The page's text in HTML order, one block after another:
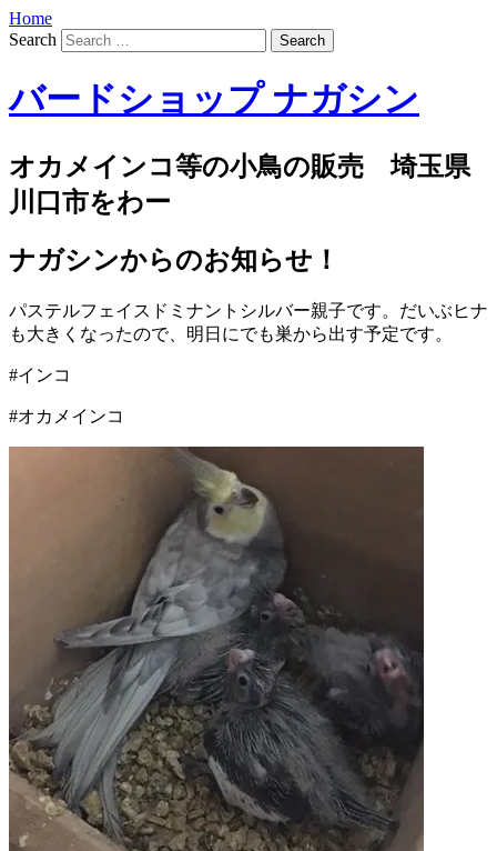
Home
Search
バードショップ ナガシン
オカメインコ等の小鳥の販売 埼玉県
川口市をわー
ナガシンからのお知らせ！
パステルフェイスドミナントシルバー親子です。だいぶヒナ
も大きくなったので、明日にでも巣から出す予定です。
#インコ
#オカメインコ